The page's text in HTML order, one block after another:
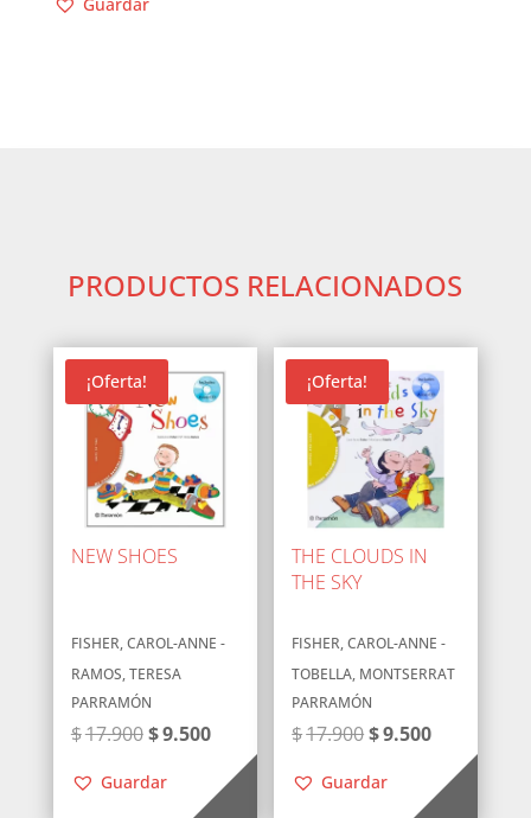
PRODUCTOS RELACIONADOS
¡Oferta!
NEW SHOES
FISHER, CAROL-ANNE -
RAMOS, TERESA
PARRAMÓN
$17.900El
original
$9.500El
precio
actual
Guardar
¡Oferta!
THE CLOUDS IN
THE SKY
FISHER, CAROL-ANNE -
TOBELLA, MONTSERRAT
PARRAMÓN
$17.900El
original
$9.500El
precio
actual
Guardar